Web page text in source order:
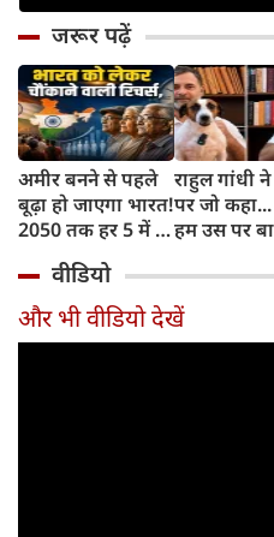
जरूर पढ़ें
अमीर बनने से पहले
बूढ़ा हो जाएगा भारत!
2050 तक हर 5 में 1
साल से ज्यादा उम्र का
राहुल गांधी ने
पर जो
हम उस पर
वीडियो
और भी वीडियो देखें